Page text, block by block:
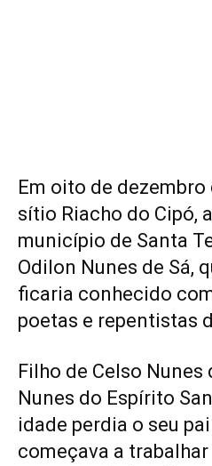
Em oito de
sítio Riacho do Cipó,
município de Santa
Odilon Nunes de Sá,
ficaria conhecido
poetas e repentistas
Filho de Celso Nunes
Nunes do Espírito
idade perdia o seu
começava a